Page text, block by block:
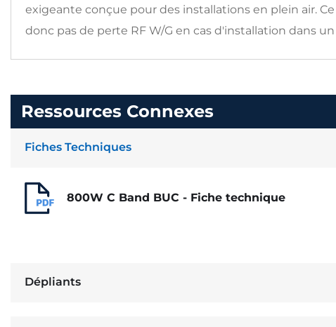
exigeante conçue pour des installations en plein air.
donc pas de perte RF W/G en cas d'installation dans un
Ressources Connexes
Fiches Techniques
800W C Band BUC - Fiche technique
Dépliants